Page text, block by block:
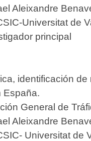
Aleixandre
Universitat de
principal
identificación
España.
General de
Aleixandre
Universitat de